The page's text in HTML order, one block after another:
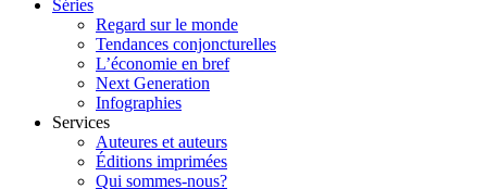
Séries
Regard sur le monde
Tendances conjoncturelles
L’économie en bref
Next Generation
Infographies
Services
Auteures et auteurs
Éditions imprimées
Qui sommes-nous?